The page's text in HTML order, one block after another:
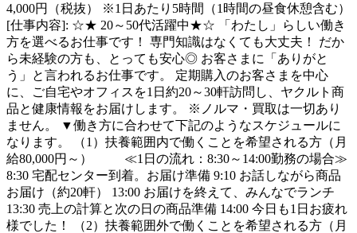
4,000円（税抜） ※1日あたり5時間（1時間の昼食休憩含む）
[仕事内容]: ☆★ 20～50代活躍中★☆ 「わたし」らしい働き
方を選べるお仕事です！ 専門知識はなくても大丈夫！ だか
ら未経験の方も、とっても安心◎ お客さまに「ありがと
う」と言われるお仕事です。 定期購入のお客さまを中心
に、ご自宅やオフィスを1日約20～30軒訪問し、ヤクルト商
品と健康情報をお届けします。 ※ノルマ・買取は一切あり
ません。 ▼働き方に合わせて下記のようなスケジュールに
なります。 （1）扶養範囲内で働くことを希望される方（月
給80,000円～） ≪1日の流れ：8:30～14:00勤務の場合≫
8:30 宅配センター到着。お届け準備 9:10 お話しながら商品
お届け（約20軒） 13:00 お届けを終えて、みんなでランチ
13:30 売上の計算と次の日の商品準備 14:00 今日も1日お疲れ
様でした！ （2）扶養範囲外で働くことを希望される方（月